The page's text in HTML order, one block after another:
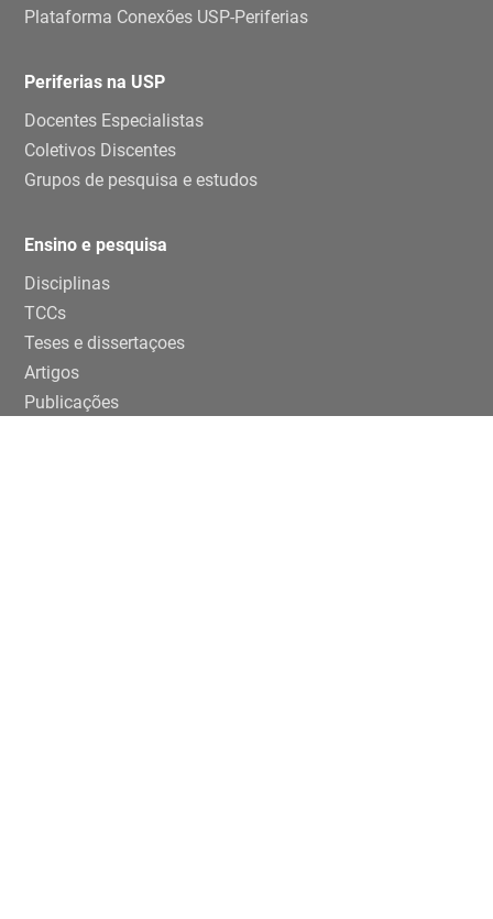
Plataforma Conexões USP-Periferias
Periferias na USP
Docentes Especialistas
Coletivos Discentes
Grupos de pesquisa e estudos
Ensino e pesquisa
Disciplinas
TCCs
Teses e dissertaçoes
Artigos
Publicações